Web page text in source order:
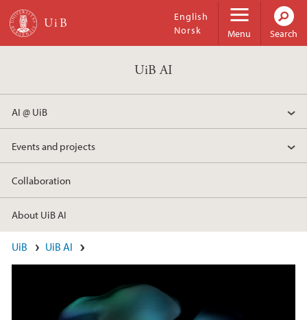
Skip to main content
Menu
English
Norsk
Search
UiB AI
AI @ UiB
Events and projects
Collaboration
About UiB AI
Main content
UiB UiB AI